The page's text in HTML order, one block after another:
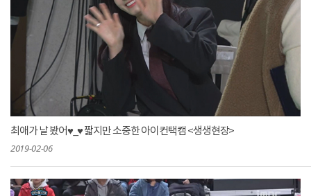
최애가 날 봤어♥_♥ 짧지만 소중한 아이컨택캠 <생생현장>
2019-02-06